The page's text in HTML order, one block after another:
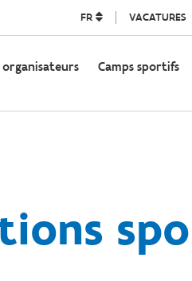
FR VACATURES
Camps sportifs